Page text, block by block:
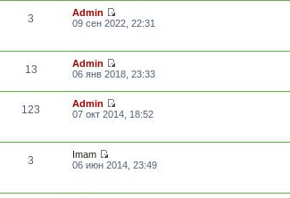
3
Admin
09 сен 2022, 22:31
13
Admin
06 янв 2018, 23:33
123
Admin
07 окт 2014, 18:52
3
Imam
06 июн 2014, 23:49